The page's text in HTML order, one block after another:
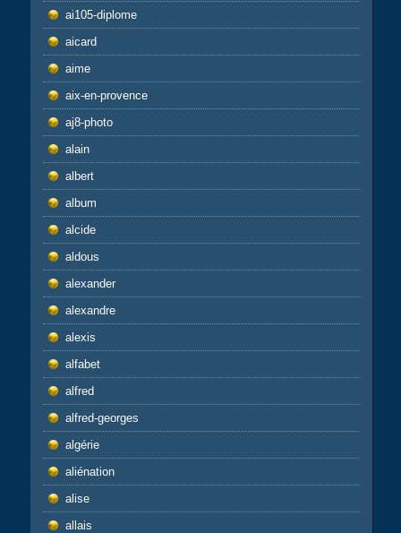
ai105-diplome
aicard
aime
aix-en-provence
aj8-photo
alain
albert
album
alcide
aldous
alexander
alexandre
alexis
alfabet
alfred
alfred-georges
algérie
aliénation
alise
allais